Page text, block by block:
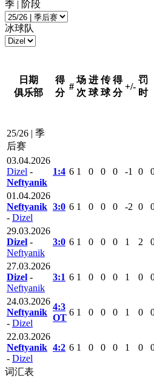
季 | 阶段
冰球队
日期
俱乐部
得
分
#
场
次
进
球
传
球
得
分
+/-
罚
时
25/26 | 季
后赛
03.04.2026
Dizel -
Neftyanik
1:4 6 1 0 0 0 -1 0
01.04.2026
Neftyanik
- Dizel
3:0 6 1 0 0 0 -2 0
29.03.2026
Dizel -
Neftyanik
3:0 6 1 0 0 0 1 2
27.03.2026
Dizel -
Neftyanik
3:1 6 1 0 0 0 1 0
24.03.2026
Neftyanik
- Dizel
4:3
ОТ
6 1 0 0 0 1 0
22.03.2026
Neftyanik
- Dizel
4:2 6 1 0 0 0 1 0
词汇表